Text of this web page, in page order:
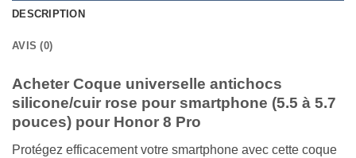
DESCRIPTION
AVIS (0)
Acheter Coque universelle antichocs
silicone/cuir rose pour smartphone (5.5 à 5.7
pouces) pour Honor 8 Pro
Protégez efficacement votre smartphone avec cette coque